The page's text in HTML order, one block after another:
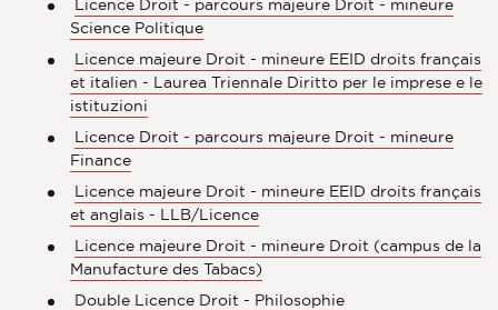
Licence Droit - parcours majeure Droit - mineure
Science Politique
Licence majeure Droit - mineure EEID droits français
et italien - Laurea Triennale Diritto per le imprese e le
istituzioni
Licence Droit - parcours majeure Droit - mineure
Finance
Licence majeure Droit - mineure EEID droits français
et anglais - LLB/Licence
Licence majeure Droit - mineure Droit (campus de la
Manufacture des Tabacs)
Double Licence Droit - Philosophie